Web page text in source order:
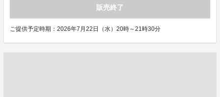
販売終了
ご提供予定時期：2026年7月22日（水）20時～21時30分